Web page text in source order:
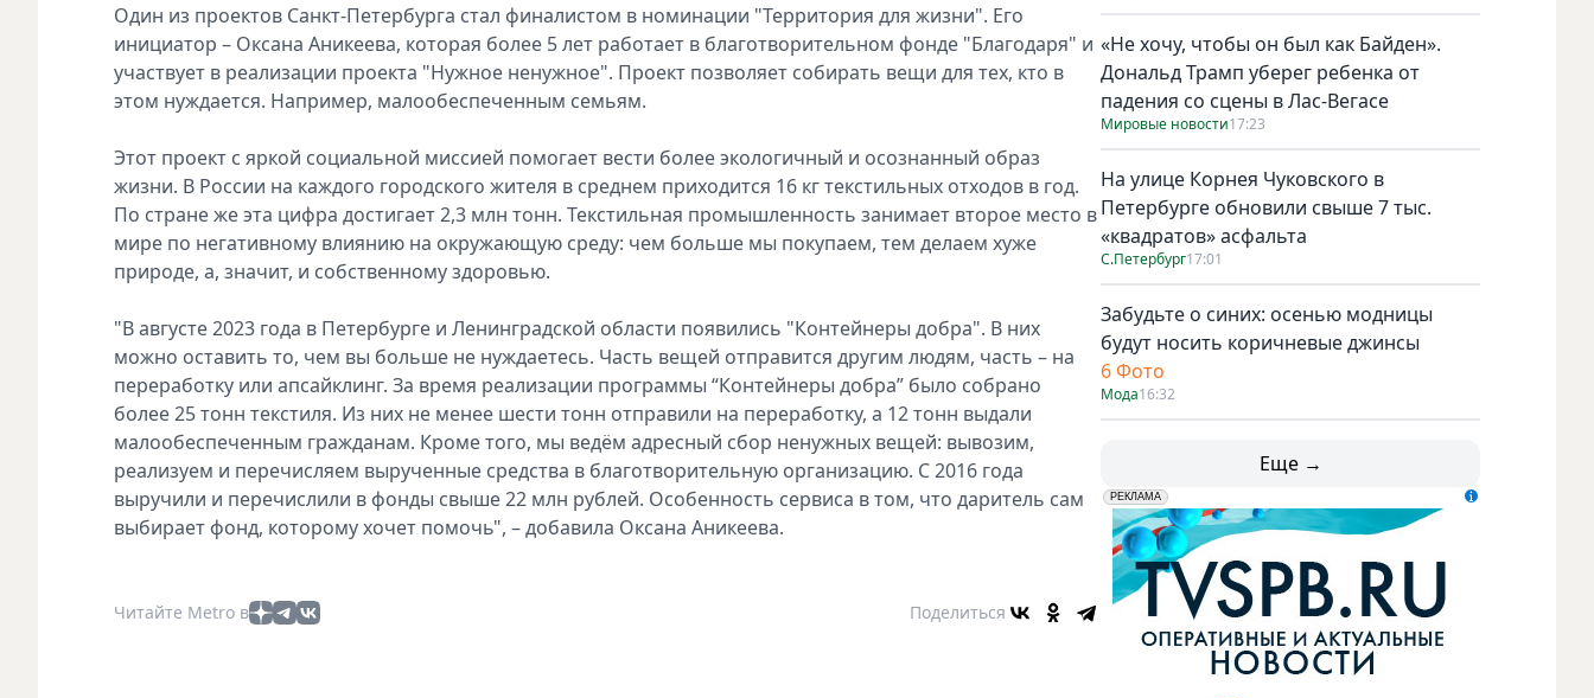
Один из проектов Санкт-Петербурга стал финалистом в номинации "Территория для жизни". Его
инициатор – Оксана Аникеева, которая более 5 лет работает в благотворительном фонде "Благодаря" и
участвует в реализации проекта "Нужное ненужное". Проект позволяет собирать вещи для тех, кто в
этом нуждается. Например, малообеспеченным семьям.
Этот проект с яркой социальной миссией помогает вести более экологичный и осознанный образ
жизни. В России на каждого городского жителя в среднем приходится 16 кг текстильных отходов в год.
По стране же эта цифра достигает 2,3 млн тонн. Текстильная промышленность занимает второе место в
мире по негативному влиянию на окружающую среду: чем больше мы покупаем, тем делаем хуже
природе, а, значит, и собственному здоровью.
"В августе 2023 года в Петербурге и Ленинградской области появились "Контейнеры добра". В них
можно оставить то, чем вы больше не нуждаетесь. Часть вещей отправится другим людям, часть – на
переработку или апсайклинг. За время реализации программы “Контейнеры добра” было собрано
более 25 тонн текстиля. Из них не менее шести тонн отправили на переработку, а 12 тонн выдали
малообеспеченным гражданам. Кроме того, мы ведём адресный сбор ненужных вещей: вывозим,
реализуем и перечисляем вырученные средства в благотворительную организацию. С 2016 года
выручили и перечислили в фонды свыше 22 млн рублей. Особенность сервиса в том, что даритель сам
выбирает фонд, которому хочет помочь", – добавила Оксана Аникеева.
Читайте Metro в Поделиться
«Не хочу, чтобы он был как Байден».
Дональд Трамп уберег ребенка от
падения со сцены в Лас-Вегасе
Мировые новости17:23
На улице Корнея Чуковского в
Петербурге обновили свыше 7 тыс.
«квадратов» асфальта
С.Петербург17:01
Забудьте о синих: осенью модницы
будут носить коричневые джинсы
6 Фото
Мода16:32
Еще →
erid: LdtCK5udn
РЕКЛАМА
АО "ГАТР", ИНН: 7841320717